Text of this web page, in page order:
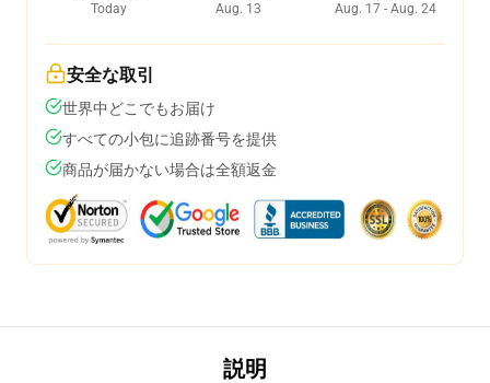
Today
Aug. 13
Aug. 17 - Aug. 24
安全な取引
世界中どこでもお届け
すべての小包に追跡番号を提供
商品が届かない場合は全額返金
説明